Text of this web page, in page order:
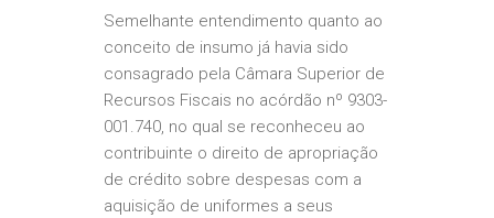
Semelhante entendimento quanto ao
conceito de insumo já havia sido
consagrado pela Câmara Superior de
Recursos Fiscais no acórdão nº 9303-
001.740, no qual se reconheceu ao
contribuinte o direito de apropriação
de crédito sobre despesas com a
aquisição de uniformes a seus